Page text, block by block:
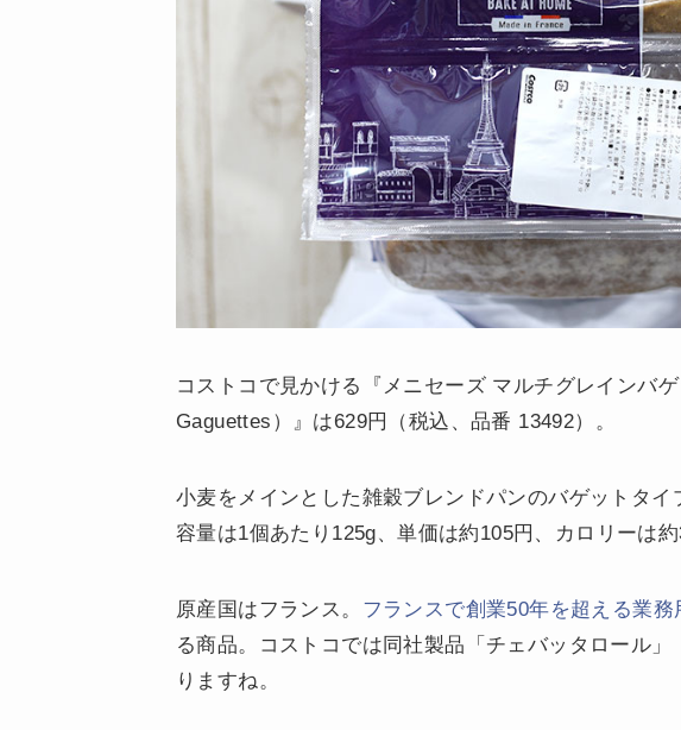
コストコで見かける『メニセーズ マルチグレインバ
Gaguettes）』は629円（税込、品番 13492）。
小麦をメインとした雑穀ブレンドパンのバゲットタ
容量は1個あたり125g、単価は約105円、カロリーは約
原産国はフランス。 フランスで創業50年を超える業
る商品。コストコでは同社製品「チェバッタロール
りますね。